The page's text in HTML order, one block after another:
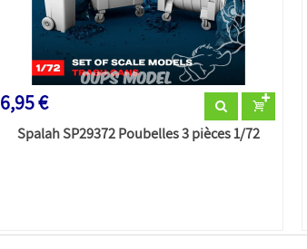
6,95 €
Spalah SP29372 Poubelles 3 pièces 1/72